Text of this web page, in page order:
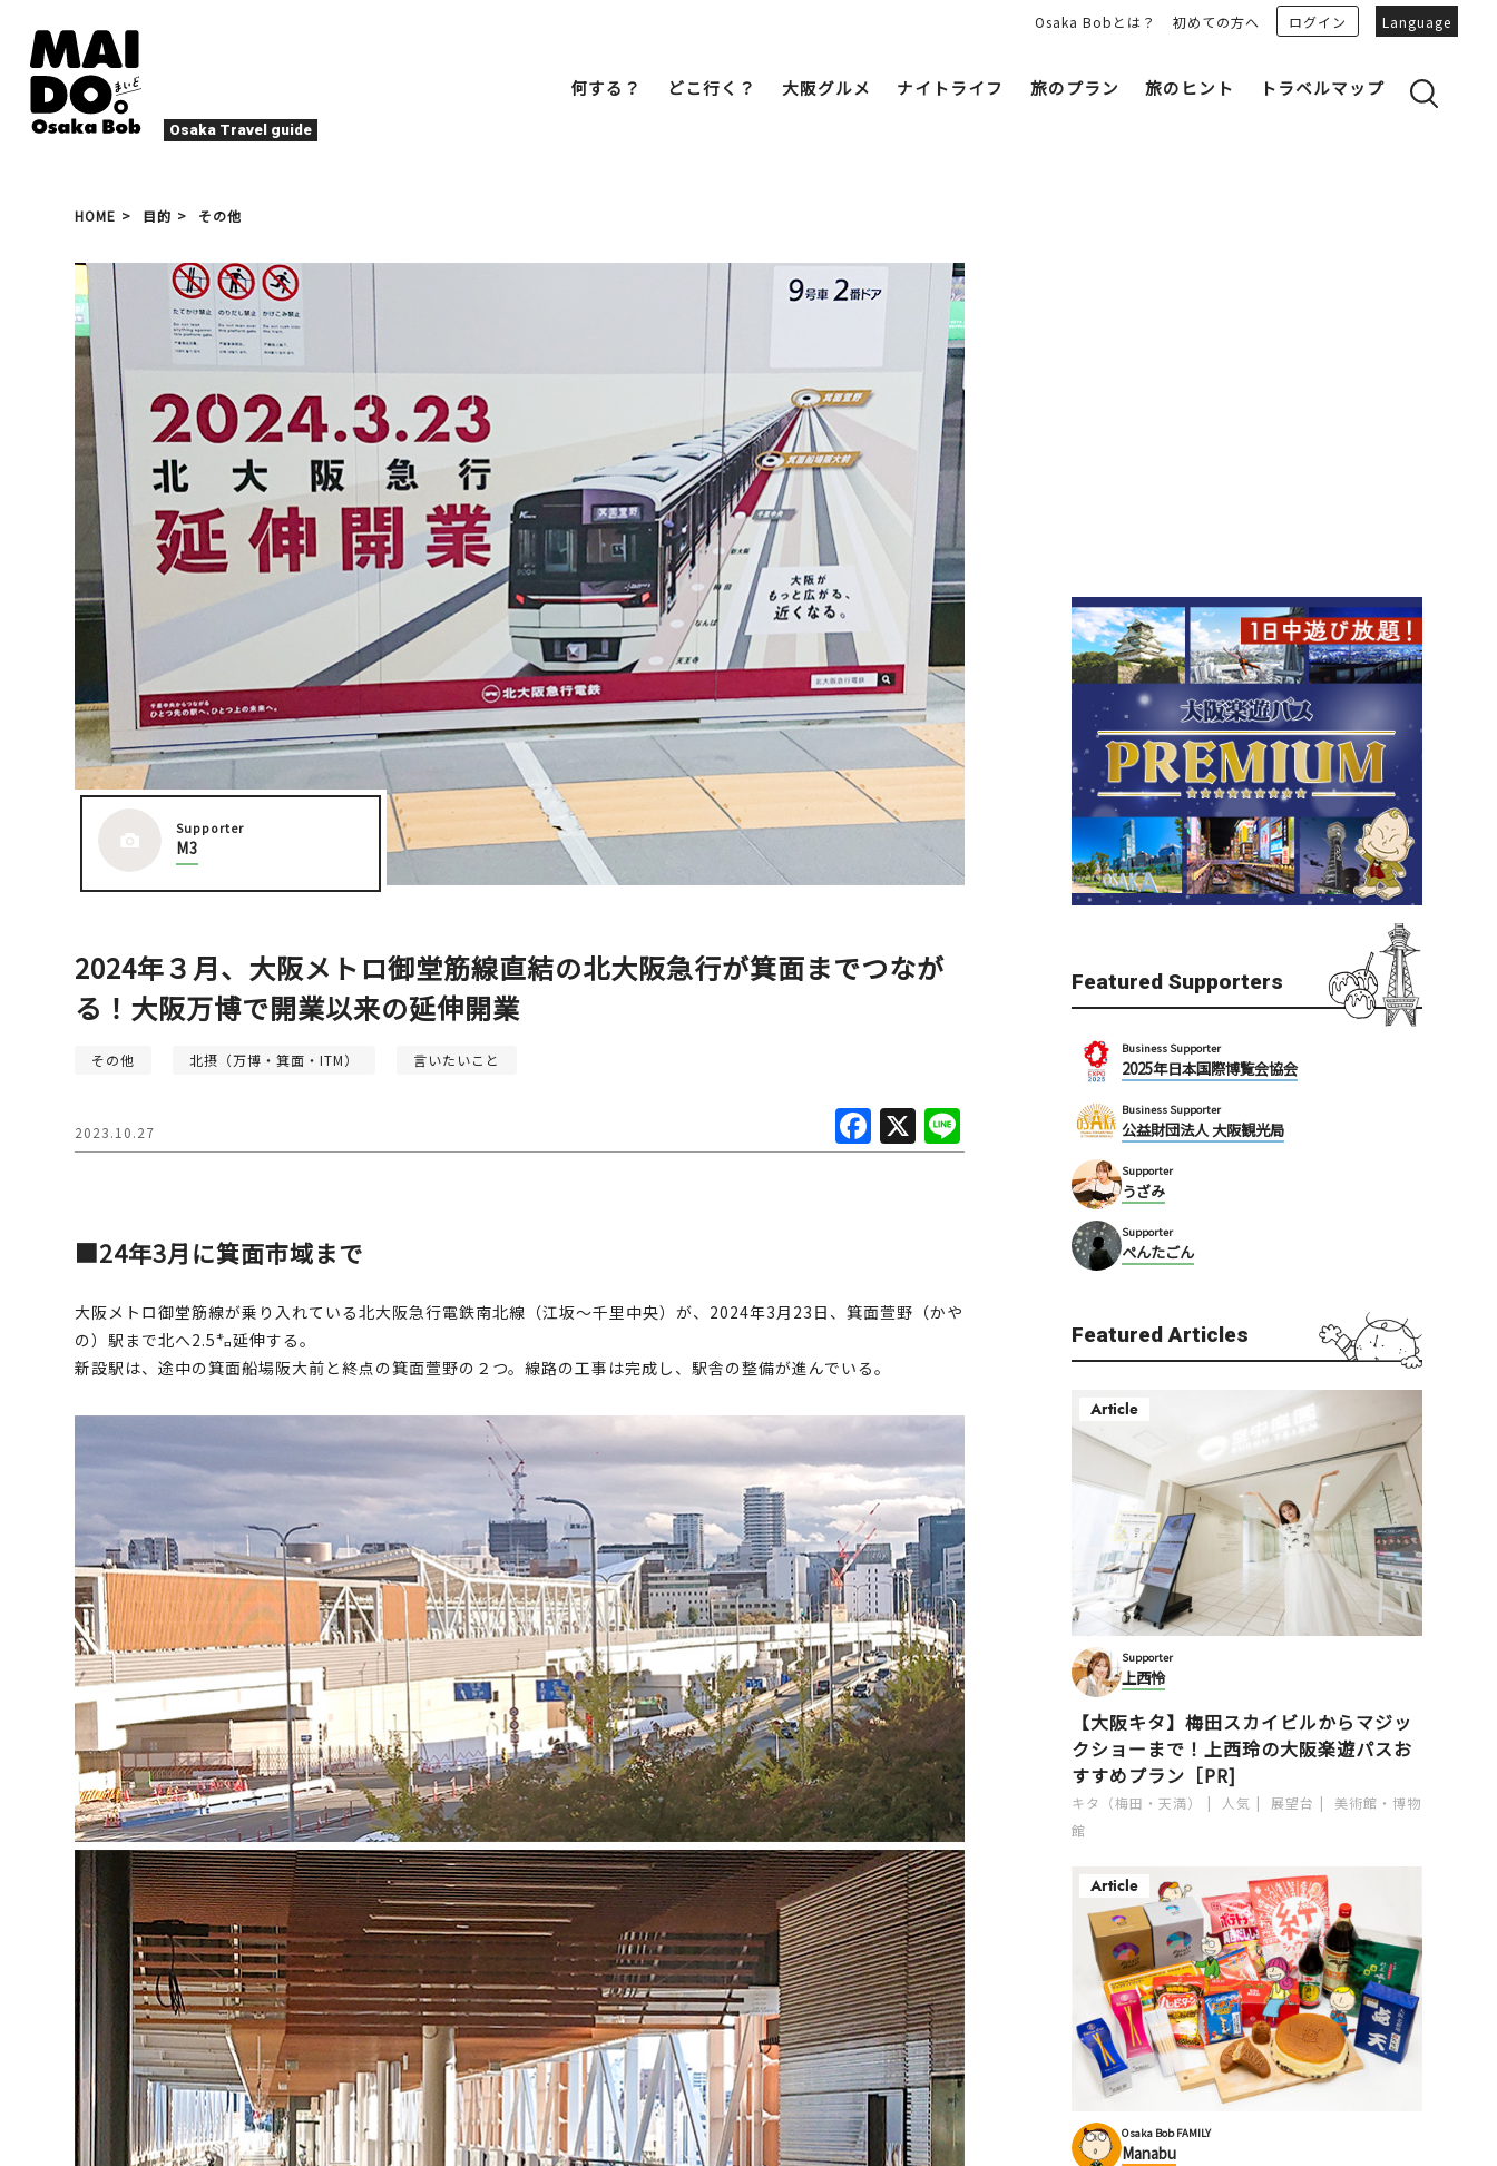
Osaka Travel guide
Osaka Bobとは？ 初めての方へ ログイン Language
何する？
ナイトライフ
エンターテイメント
アクティビティ
文化・歴史
癒やし
アート
スポーツ
その他
春 冬
文化・歴史 展望台
街歩き クルーズ
天神祭り 建造物 夜景
どこ行く？
キタ（梅田・北新地）
大阪城周辺
ベイエリア
（USJ・海遊館）
新大阪・十三
堺・泉北
泉南
（KIX・りんくう・岸和田）
その他
すべての目的地を見る
大阪グルメ
ローカルフード ラーメン
カフェ 酒
ナイトライフ
旅のプラン
旅のヒント
トラベルマップ
HOME 目的 その他
Supporter
M3
2024年３月、大阪メトロ御堂筋線直結の北大阪急行が箕面までつなが
る！大阪万博で開業以来の延伸開業
F
a
o
X
その他 北摂（万博・箕面・ITM） 言いたいこと
2023.10.27
■24年3月に箕面市域まで
大阪メトロ御堂筋線が乗り入れている北大阪急行電鉄南北線（江坂～千里中央）が、2024年3月23日、箕面萱野（かや
の）駅まで北へ2.5㌔延伸する。
新設駅は、途中の箕面船場阪大前と終点の箕面萱野の２つ。線路の工事は完成し、駅舎の整備が進んでいる。
Featured Supporters
Business Supporter
2025年日本国際博覧会協会
Business Supporter
公益財団法人 大阪観光局
Supporter
うざみ
Supporter
ぺんたごん
Featured Articles
Article
Supporter
上西怜
【大阪キタ】梅田スカイビルからマジッ
クショーまで！上西玲の大阪楽遊パスお
すすめプラン［PR]
キタ（梅田・天満） 人気 展望台
美術館・博物
館
Article
Osaka Bob FAMILY
Manabu